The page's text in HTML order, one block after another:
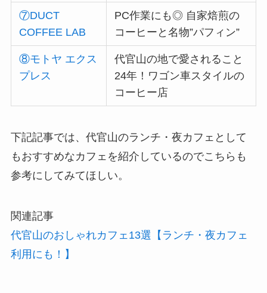
⑦DUCT
COFFEE LAB
PC作業にも◎ 自家焙煎の
コーヒーと名物”パフィン”
⑧モトヤ エクス
プレス
代官山の地で愛されること
24年！ワゴン車スタイルの
コーヒー店
下記記事では、代官山のランチ・夜カフェとして
もおすすめなカフェを紹介しているのでこちらも
参考にしてみてほしい。
関連記事
代官山のおしゃれカフェ13選【ランチ・夜カフェ
利用にも！】